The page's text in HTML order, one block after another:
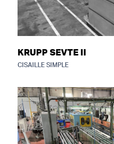
KRUPP SEVTE II
CISAILLE SIMPLE